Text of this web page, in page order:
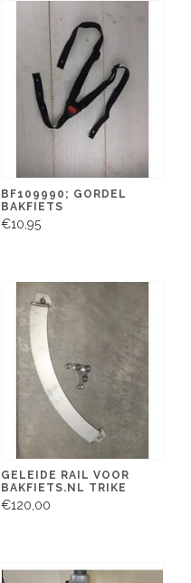
BF109990; GORDEL
BAKFIETS
€10,95
GELEIDE RAIL VOOR
BAKFIETS.NL TRIKE
€120,00